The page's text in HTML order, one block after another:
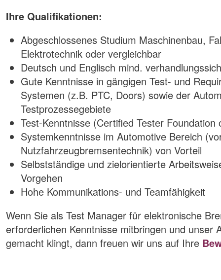
Ihre Qualifikationen:
Abgeschlossenes Studium Maschinenbau,
Elektrotechnik oder vergleichbar
Deutsch und Englisch mind.
Gute Kenntnisse in gängigen Test- und
Systemen (z.B. PTC, Doors) sowie der
Testprozessegebiete
Test-Kenntnisse (Certified Tester
Systemkenntnisse im Automotive Bereich
Nutzfahrzeugbremsentechnik) von Vorteil
Selbstständige und zielorientierte
Vorgehen
Hohe Kommunikations- und Teamfähigkeit
Wenn Sie als Test Manager für elektronische
erforderlichen Kenntnisse mitbringen und unser
gemacht klingt, dann freuen wir uns auf Ihre